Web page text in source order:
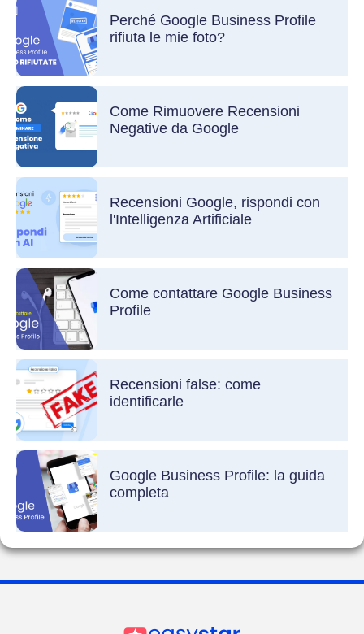
Perché Google Business Profile
rifiuta le mie foto?
Come Rimuovere Recensioni
Negative da Google
Recensioni Google, rispondi con
l'Intelligenza Artificiale
Come contattare Google Business
Profile
Recensioni false: come
identificarle
Google Business Profile: la guida
completa